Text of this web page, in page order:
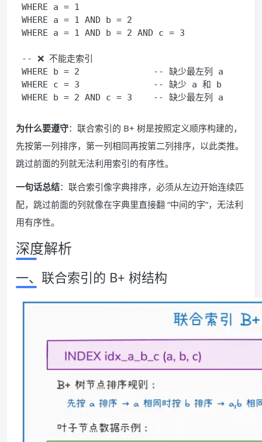
WHERE a = 1
WHERE a = 1 AND b = 2
WHERE a = 1 AND b = 2 AND c = 3
-- ❌ 不能走索引
WHERE b = 2
-- 缺少最左列 a
WHERE c = 3
-- 缺少 a 和 b
WHERE b = 2 AND c = 3 -- 缺少最左列 a
为什么要遵守：联合索引的 B+ 树是按照定义顺序构建的，
先按第一列排序，第一列相同再按第二列排序，以此类推。
跳过前面的列就无法利用索引的有序性。
一句话总结：联合索引像字典排序，必须从左边开始连续匹
配，跳过前面的列就像在字典里直接翻 “中间的字”，无法利
用有序性。
深度解析
一、联合索引的 B+ 树结构